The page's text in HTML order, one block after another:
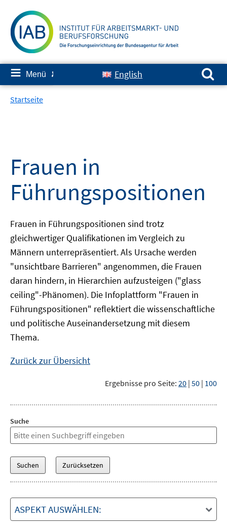
zum
Inhalt
≡ Menü ✘ English
Suchen nach:
Startseite
Frauen in
Führungspositionen
Frauen in Führungspositionen sind trotz
gleichwertiger Qualifikationen im Vergleich zu
Männern unterrepräsentiert. Als Ursache werden
"unsichtbare Barrieren" angenommen, die Frauen
daran hindern, in Hierarchien aufzusteigen ("glass
ceiling"-Phänomen). Die Infoplattform "Frauen in
Führungspositionen" reflektiert die wissenschaftliche
und politische Auseinandersetzung mit diesem
Thema.
Zurück zur Übersicht
Ergebnisse pro Seite: 20 | 50 | 100
Suche
ASPEKT AUSWÄHLEN: